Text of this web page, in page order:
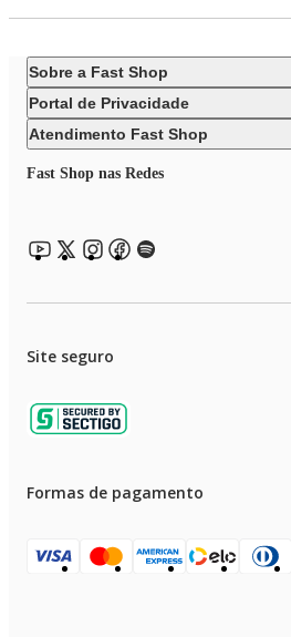
Sobre a Fast Shop
Portal de Privacidade
Atendimento Fast Shop
Fast Shop nas Redes
Site seguro
Formas de pagamento